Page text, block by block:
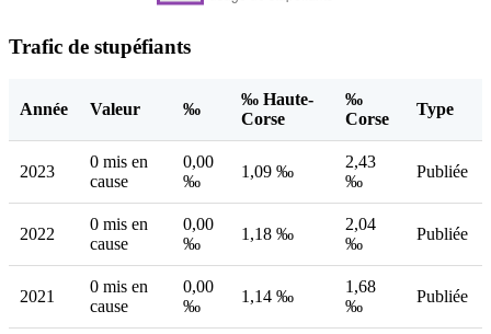
Trafic de stupéfiants
Année Valeur ‰
‰ Haute-
Corse
‰
Corse
Type
2023
0 mis en
cause
0,00
‰
1,09 ‰
2,43
‰
Publiée
2022
0 mis en
cause
0,00
‰
1,18 ‰
2,04
‰
Publiée
2021
0 mis en
cause
0,00
‰
1,14 ‰
1,68
‰
Publiée